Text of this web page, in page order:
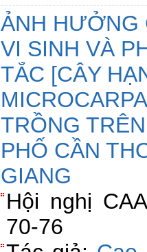
ẢNH HƯỞNG
VI SINH VÀ
TẮC [CÂY
TRỒNG
PHỐ CẦN
GIANG
Hội nghị
70-76